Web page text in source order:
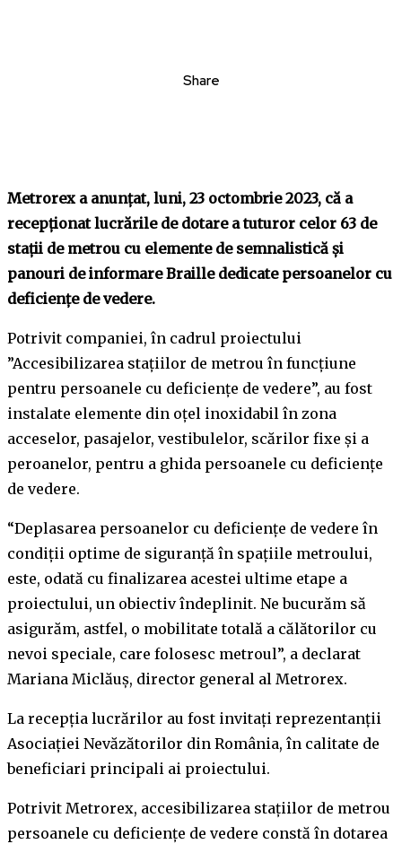
Share
Metrorex a anunţat, luni, 23 octombrie 2023, că a
recepţionat lucrările de dotare a tuturor celor 63 de
staţii de metrou cu elemente de semnalistică şi
panouri de informare Braille dedicate persoanelor cu
deficienţe de vedere.
Potrivit companiei, în cadrul proiectului
”Accesibilizarea staţiilor de metrou în funcţiune
pentru persoanele cu deficienţe de vedere”, au fost
instalate elemente din oţel inoxidabil în zona
acceselor, pasajelor, vestibulelor, scărilor fixe şi a
peroanelor, pentru a ghida persoanele cu deficienţe
de vedere.
“Deplasarea persoanelor cu deficienţe de vedere în
condiţii optime de siguranţă în spaţiile metroului,
este, odată cu finalizarea acestei ultime etape a
proiectului, un obiectiv îndeplinit. Ne bucurăm să
asigurăm, astfel, o mobilitate totală a călătorilor cu
nevoi speciale, care folosesc metroul”, a declarat
Mariana Miclăuş, director general al Metrorex.
La recepţia lucrărilor au fost invitaţi reprezentanţii
Asociaţiei Nevăzătorilor din România, în calitate de
beneficiari principali ai proiectului.
Potrivit Metrorex, accesibilizarea staţiilor de metrou
persoanele cu deficienţe de vedere constă în dotarea